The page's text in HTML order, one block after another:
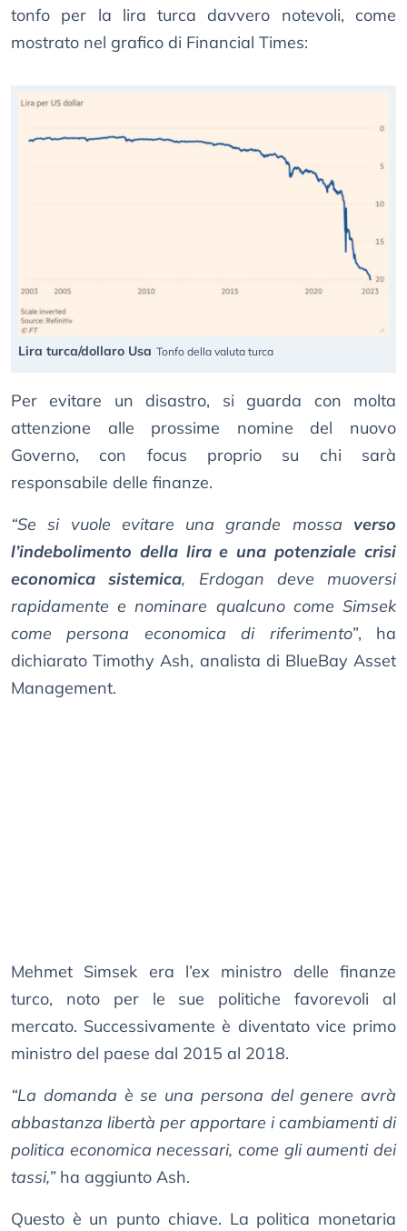
tonfo per la lira turca davvero notevoli, come
mostrato nel grafico di Financial Times:
Lira turca/dollaro Usa Tonfo della valuta turca
Per evitare un disastro, si guarda con molta
attenzione alle prossime nomine del nuovo
Governo, con focus proprio su chi sarà
responsabile delle finanze.
“Se si vuole evitare una grande mossa verso
l’indebolimento della lira e una potenziale crisi
economica sistemica, Erdogan deve muoversi
rapidamente e nominare qualcuno come Simsek
come persona economica di riferimento”, ha
dichiarato Timothy Ash, analista di BlueBay Asset
Management.
Mehmet Simsek era l’ex ministro delle finanze
turco, noto per le sue politiche favorevoli al
mercato. Successivamente è diventato vice primo
ministro del paese dal 2015 al 2018.
“La domanda è se una persona del genere avrà
abbastanza libertà per apportare i cambiamenti di
politica economica necessari, come gli aumenti dei
tassi,”ha aggiunto Ash.
Questo è un punto chiave. La politica monetaria